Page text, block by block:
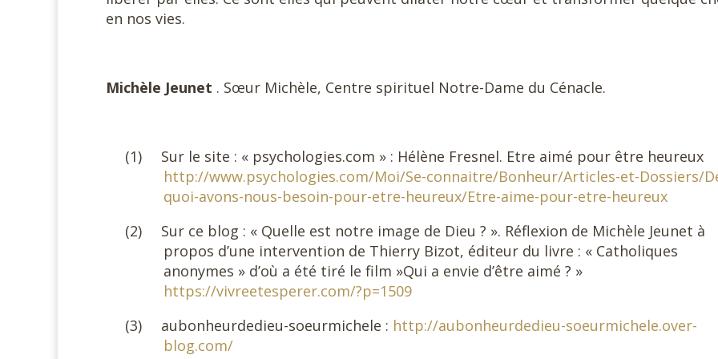
en nos vies.
Michèle Jeunet . Sœur Michèle, Centre spirituel Notre-Dame du Cénacle.
(1)
Sur le site : « psychologies.com » : Hélène Fresnel. Etre aimé pour être heureux
http://www.psychologies.com/Moi/Se-connaitre/Bonheur/Articles-et-Dossiers/
quoi-avons-nous-besoin-pour-etre-heureux/Etre-aime-pour-etre-heureux
(2)
Sur ce blog : « Quelle est notre image de Dieu ? ». Réflexion de Michèle Jeunet à
propos d’une intervention de Thierry Bizot, éditeur du livre : « Catholiques
anonymes » d’où a été tiré le film »Qui a envie d’être aimé ? »
https://vivreetesperer.com/?p=1509
(3)
aubonheurdedieu-soeurmichele : http://aubonheurdedieu-soeurmichele.over-
blog.com/